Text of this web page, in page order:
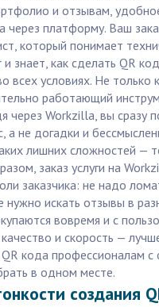
и отзывам,
через платформу. Ваш
который понимает
знает, как сделать QR код
всех условиях. Не только
работающий
через Workzilla, вы сразу
а не догадки и
лишних сложностей —
заказ услуги на
заказчика: не надо
нужно искать отзывы в
вовремя и с
и скорость —
кода профессионалам
в одном месте.
создания